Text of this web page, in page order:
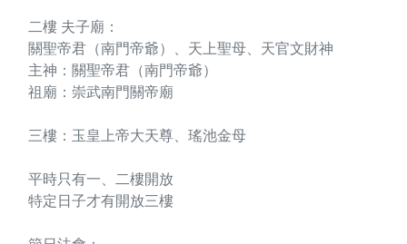
二樓 夫子廟：
關聖帝君（南門帝爺）、天上聖母、天官文財神
主神：關聖帝君（南門帝爺）
祖廟：崇武南門關帝廟
三樓：玉皇上帝大天尊、瑤池金母
平時只有一、二樓開放
特定日子才有開放三樓